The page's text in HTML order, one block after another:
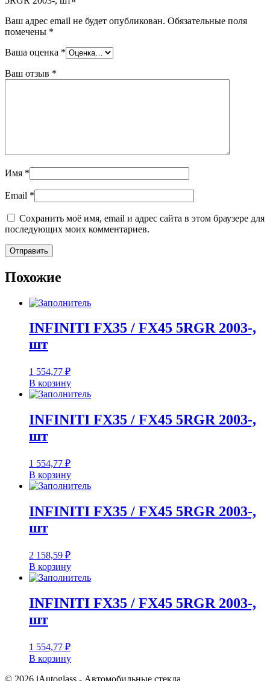
Ваш адрес email не будет опубликован. Обязательные поля
помечены *
Ваша оценка *
Ваш отзыв *
Имя *
Email *
Сохранить моё имя, email и адрес сайта в этом браузере для
последующих моих комментариев.
Похожие
INFINITI FX35 / FX45 5RGR 2003-,
шт
1 554,77 ₽
В корзину
INFINITI FX35 / FX45 5RGR 2003-,
шт
1 554,77 ₽
В корзину
INFINITI FX35 / FX45 5RGR 2003-,
шт
2 158,59 ₽
В корзину
INFINITI FX35 / FX45 5RGR 2003-,
шт
1 554,77 ₽
В корзину
© 2026 iAutoglass - Автомобильные стекла.